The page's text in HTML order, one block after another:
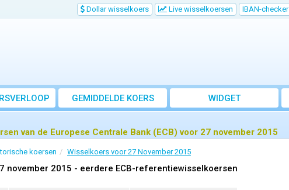
Dollar wisselkoers Live wisselkoersen IBAN-checker
GEMIDDELDE KOERS WIDGET
van de Europese Centrale Bank (ECB) voor 27 november 2015
koersen Wisselkoers voor 27 November 2015
november 2015 - eerdere ECB-referentiewisselkoersen